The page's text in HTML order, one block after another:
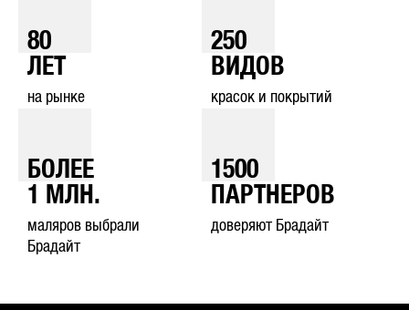
80
ЛЕТ
на рынке
250
ВИДОВ
красок и покрытий
БОЛЕЕ
1
МЛН.
маляров выбрали
Брадайт
1500
ПАРТНЕРОВ
доверяют Брадайт